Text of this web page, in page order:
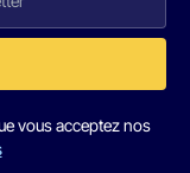
vous acceptez nos